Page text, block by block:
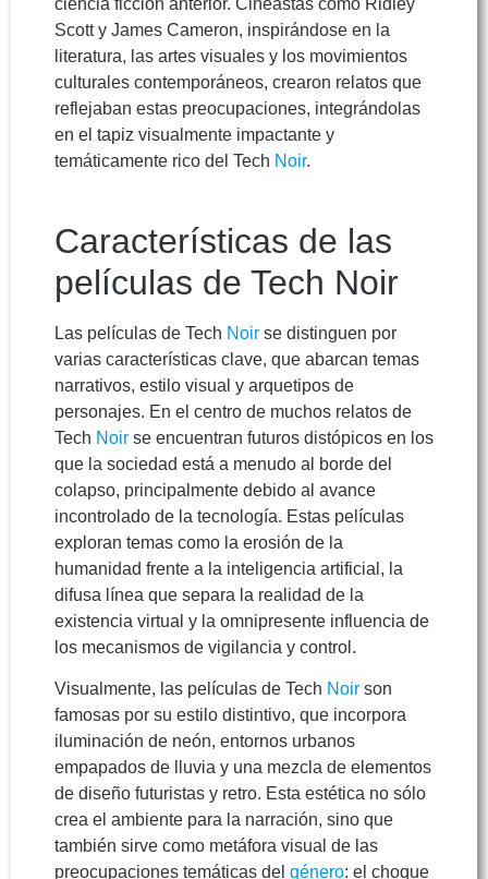
Scott y James Cameron, inspirándose en la
literatura, las artes visuales y los movimientos
culturales contemporáneos, crearon relatos que
reflejaban estas preocupaciones, integrándolas
en el tapiz visualmente impactante y
temáticamente rico del Tech Noir.
Características de las
películas de Tech Noir
Las películas de Tech Noir se distinguen por
varias características clave, que abarcan temas
narrativos, estilo visual y arquetipos de
personajes. En el centro de muchos relatos de
Tech Noir se encuentran futuros distópicos en los
que la sociedad está a menudo al borde del
colapso, principalmente debido al avance
incontrolado de la tecnología. Estas películas
exploran temas como la erosión de la
humanidad frente a la inteligencia artificial, la
difusa línea que separa la realidad de la
existencia virtual y la omnipresente influencia de
los mecanismos de vigilancia y control.
Visualmente, las películas de Tech Noir son
famosas por su estilo distintivo, que incorpora
iluminación de neón, entornos urbanos
empapados de lluvia y una mezcla de elementos
de diseño futuristas y retro. Esta estética no sólo
crea el ambiente para la narración, sino que
también sirve como metáfora visual de las
preocupaciones temáticas del género: el choque